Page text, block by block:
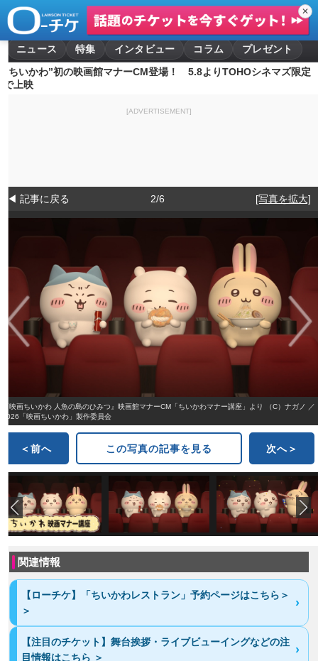
✕
ニュース 特集 インタビュー コラム
プレゼント
“ちいかわ”初の映画館マナーCM登場！ 5.8よりTOHOシネマズ限定
で上映
[ADVERTISEMENT]
◀ 記事に戻る 2/6 [写真を拡大]
『映画ちいかわ 人魚の島のひみつ』映画館マナーCM「ちいかわマナー講座」より （C）ナガノ ／
2026「映画ちいかわ」製作委員会
＜前へ この写真の記事を見る 次へ＞
関連情報
【ローチケ】「ちいかわレストラン」予約ページはこちら＞
＞
【注目のチケット】舞台挨拶・ライブビューイングなどの注
目情報はこちら ＞